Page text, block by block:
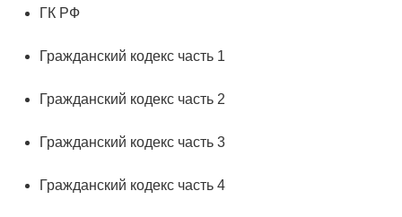
ГК РФ
Гражданский кодекс часть 1
Гражданский кодекс часть 2
Гражданский кодекс часть 3
Гражданский кодекс часть 4